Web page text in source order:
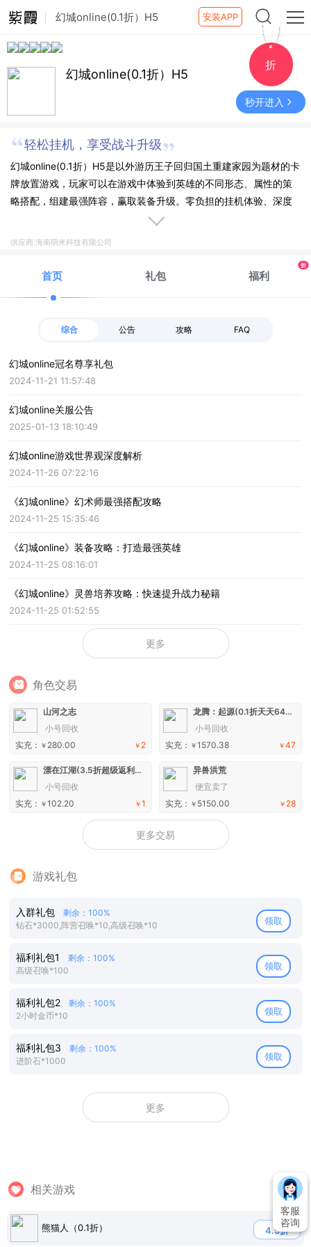
幻城online(0.1折）H5 安装APP
幻城online(0.1折）H5
折
秒开进入
轻松挂机，享受战斗升级
幻城online(0.1折）H5是以外游历王子回归国土重建家园为题材的卡
牌放置游戏，玩家可以在游戏中体验到英雄的不同形态、属性的策
略搭配，组建最强阵容，赢取装备升级。零负担的挂机体验、深度
的布阵对战策略，让玩家沉浸在快速战斗升级的体验中。
供应商:海南萌米科技有限公司
首页 礼包 福利
折
综合 公告 攻略 FAQ
幻城online冠名尊享礼包
2024-11-21 11:57:48
幻城online关服公告
2025-01-13 18:10:49
幻城online游戏世界观深度解析
2024-11-26 07:22:16
《幻城online》幻术师最强搭配攻略
2024-11-25 15:35:46
《幻城online》装备攻略：打造最强英雄
2024-11-25 08:16:01
《幻城online》灵兽培养攻略：快速提升战力秘籍
2024-11-25 01:52:55
更多
角色交易
山河之志
小号回收
￥ 2
实充： ￥ 280.00
龙腾：起源(0.1折天天648)手游
小号回收
￥47
实充： ￥1570.38
漂在江湖(3.5折超级返利版)H5
小号回收
￥1
实充： ￥102.20
异兽洪荒
便宜卖了
￥ 28
实充： ￥ 5150.00
更多交易
游戏礼包
入群礼包
剩余：100%
钻石*3000,阵营召唤*10,高级召唤*10
领取
福利礼包1
剩余：100%
高级召唤*100
领取
福利礼包2
剩余：100%
2小时金币*10
领取
福利礼包3
剩余：100%
进阶石*1000
领取
更多
相关游戏
熊猫人（0.1折） 4.5折
客服
咨询